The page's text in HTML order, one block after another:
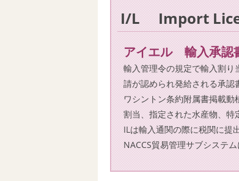
I/L Import
アイエル 輸入承認
輸入管理令の規定で輸入割り
請が認められ発給される承認
ワシントン条約附属書掲載
割当、指定された水産物、特
ILは輸入通関の際に税関に提出
NACCS貿易管理サブシステ